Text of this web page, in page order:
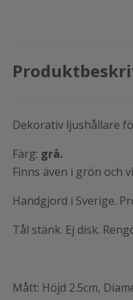
Dekorativ ljushållare
Färg: grå.
Finns även i grön och
Handgjord i Sverige.
Tål stänk. Ej disk.
Mått: Höjd 2.5cm,